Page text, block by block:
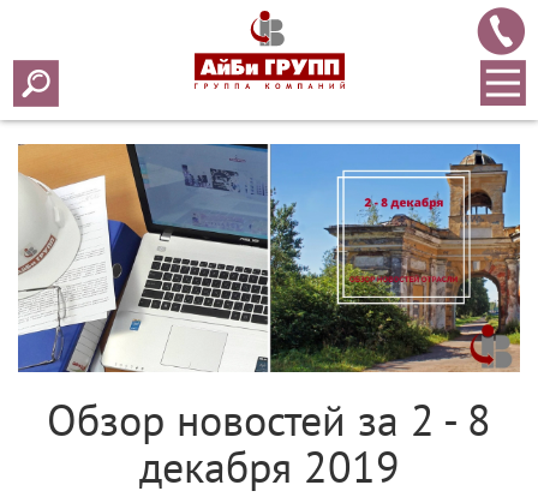
Array ( [0] => 2019 [1] => 12 [2] => 09 [3] => 409 )
Обзор новостей за 2 - 8
декабря 2019